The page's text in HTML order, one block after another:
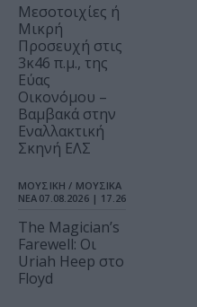
Μεσοτοιχίες ή
Μικρή
Προσευχή στις
3κ46 π.μ., της
Εύας
Οικονόμου –
Βαμβακά στην
Εναλλακτική
Σκηνή ΕΛΣ
ΜΟΥΣΙΚΗ / ΜΟΥΣΙΚΑ
ΝΕΑ 07.08.2026 | 17.26
The Magician’s
Farewell: Οι
Uriah Heep στο
Floyd